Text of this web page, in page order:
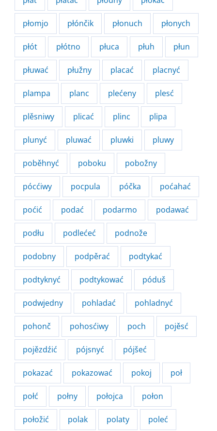
płomjo płónčik płonuch płonych
płót płótno płuca płuh płun
płuwać płužny placać placnyć
plampa planc plećeny plesć
plěsniwy plicać plinc plipa
plunyć pluwać pluwki pluwy
poběhnyć poboku pobožny
pócćiwy pocpula póčka poćahać
poćić podać podarmo podawać
podłu podlećeć podnože
podobny podpěrać podtykać
podtyknyć podtykować póduš
podwjedny pohladać pohladnyć
pohonč pohosćiwy poch pojěsć
pojězdźić pójsnyć pójšeć
pokazać pokazować pokoj poł
połć połny połojca połon
połožić polak polaty poleć